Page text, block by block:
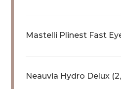
Mastelli Plinest Fast
Neauvia Hydro Delux